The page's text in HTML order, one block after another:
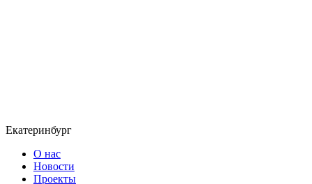
Екатеринбург
О нас
Новости
Проекты